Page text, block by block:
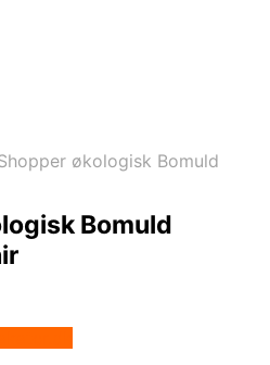
økologisk Bomuld
Bomuld